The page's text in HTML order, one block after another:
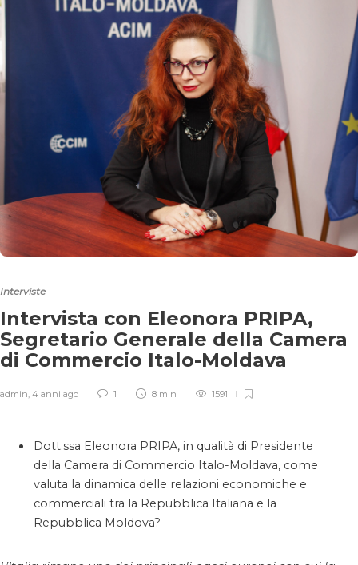
Interviste
Intervista con Eleonora PRIPA,
Segretario Generale della Camera
di Commercio Italo-Moldava
admin, 4 anni ago 1 8 min 1591
Dott.ssa Eleonora PRIPA, in qualità di Presidente
della Camera di Commercio Italo-Moldava, come
valuta la dinamica delle relazioni economiche e
commerciali tra la Repubblica Italiana e la
Repubblica Moldova?